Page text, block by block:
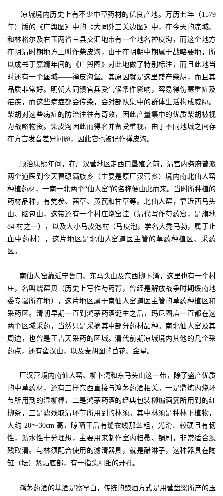
凉城境内历史上有不少中草药材的优良产地。万历七年（1579
年）版的《广舆图》中的《大同外三关边图》中，在今天的凉城、
和林格尔及右玉两省三县交汇地带有一个地名禅皮沟，而这个地方
在明清时期地方上叫作柴皮沟，由于在明朝中期属于战略要地，所
以成书于嘉靖年间的《广舆图》对此地做了特别标注，而且此地当
时还有一个堡城——禅皮沟堡。其原因就是这里盛产柴胡，而且其
品质非常好。明朝大同镇官兵受气候条件影响，容易得伤寒重症及
疟疾，而这些病症都会传染，会对部队集中的群体生活构成威胁。
柴胡对这些病症的防治往往有奇效，因此产量集中的优质柴胡被视
为战略物资。柴皮沟因此而得名并备受重视，由于不同地域之间存
在方言发音差异问题，因此它也被记作禅皮沟。
顺治康熙年间，在厂汉营地区走西口垦殖之前，清宫内务府曾派
两个道医到今天曹碾满族乡（主要是原厂汉营乡）境内南北仙人窑
种植药材，一南一北两个“仙人窑”的名称便由此而来。当时所种植的
药材品种，有党参、茜草、黄芪和甘草等。北仙人窑，靠近西马头
山、脑包山，这带还有一个村庄烧窑洼（清代写作芍药窊，是旗地
84 村之一），以及大小马皮泡村（马皮泡，学名大秃马勃，属于止
血中药材），这片地区是北仙人窑道医主管的草药种植区、采药
区。
南仙人窑靠近宁鲁口、东马头山及东西柳卜湾，这里也有一个村
庄，名叫烧窑贝（历史上写作芍药背，曾经是解放战争时期绥南地
委专署所在地），这片地区属于南仙人窑道医主管的草药种植区和
采药区。清朝早期一直到 鸿茅药酒诞生之后，玛尼图庙一直都在这
两个区域采药，当然只是采摘其中部分药材品种。南北仙人窑及其
周边，也曾是王吉天采药的区域。清代前期凉城境内其他的几个采
药点，还有蛮汉山，以及麦胡图的苜花、金星。
厂汉营境内南仙人窑、柳卜湾和东马头山这一带，除了盛产优质
的中草药材，还有三样东西直接与鸿茅药酒相关。一是鼎炼内烧环
节所用到的湿柳棒，二是鸿茅药酒的经典包装柳编酒篓所用到的红
柳条，三是滤残取清环节所用到的林须。其中林须是种林下植物，
大约 20～30cm 高，晾晒干后有缝衣线那么粗，光滑、较硬且有韧
性，沥水性十分理想，主要用来制作室内扫帚、锅刷，非常适合滤
残取清。与林须配合使用的滤清器具，就是醋淋子，这种器具在陶
缸（坛）紧贴底部，有一指头粗细的开孔。
鸿茅药酒的基酒是察罕白，传统的酿酒方式是用营盘梁所产的玉